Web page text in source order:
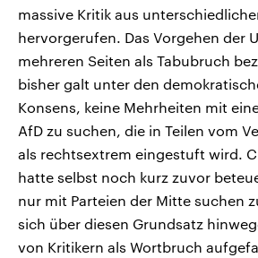
massive Kritik aus
hervorgerufen. Das Vorgehen der
mehreren Seiten als Tabubruch
bisher galt unter den
Konsens, keine Mehrheiten mit
AfD zu suchen, die in Teilen vom
als rechtsextrem eingestuft wird.
hatte selbst noch kurz zuvor
nur mit Parteien der Mitte suchen
sich über diesen Grundsatz
von Kritikern als Wortbruch